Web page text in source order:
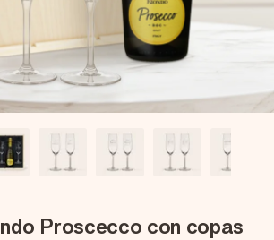
Proscecco con copas